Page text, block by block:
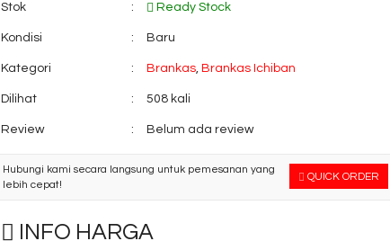
Stok : Ready Stock
Kondisi : Baru
Kategori : Brankas, Brankas Ichiban
Dilihat : 508 kali
Review : Belum ada review
QUICK ORDER
Hubungi kami secara langsung untuk pemesanan yang
lebih cepat!
INFO HARGA